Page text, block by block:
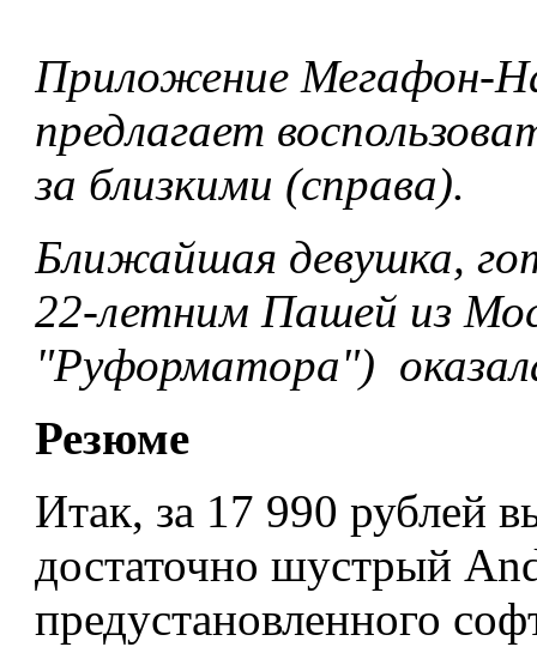
Приложение Мегафон-
предлагает
за близкими (справа).
Ближайшая девушка,
22-летним Пашей из
"Руформатора")
Резюме
Итак, за 17 990 рублей
достаточно шустрый
предустановленного